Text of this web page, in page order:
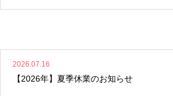
2026.07.16
【2026年】夏季休業のお知らせ